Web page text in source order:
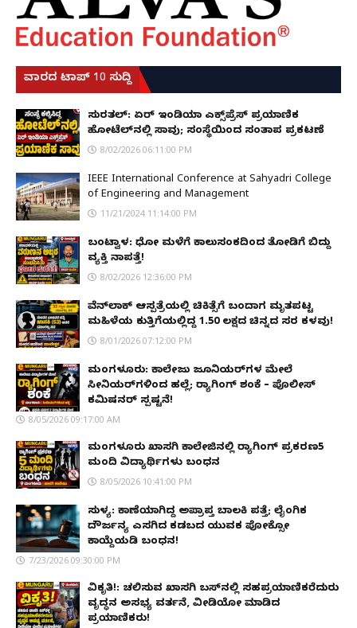
ವಾರದ ಟಾಪ್ 10 ಸುದ್ದಿ
ಸುರತ್ಕಲ್: ಏರ್ ಇಂಡಿಯಾ ಎಕ್ಸ್‌ಪ್ರೆಸ್ ಪ್ರಯಾಣಿಕ
ಹೋಟೆಲ್‌ನಲ್ಲಿ ಸಾವು; ಸಂಸ್ಥೆಯಿಂದ ಸಂತಾಪ ಪ್ರಕಟಣೆ
8/02/2026 06:11:00 PM
IEEE International Conference at Sahyadri College
of Engineering and Management
11/21/2024 11:14:00 PM
ಬಂಟ್ವಾಳ: ಧೋ ಮಳೆಗೆ ಕಾಲುಸಂಕದಿಂದ ತೋಡಿಗೆ ಬಿದ್ದು
ವ್ಯಕ್ತಿ ನಾಪತ್ತೆ!
8/02/2026 12:36:00 PM
ವೆನ್‌ಲಾಕ್ ಆಸ್ಪತ್ರೆಯಲ್ಲಿ ಚಿಕಿತ್ಸೆಗೆ ಬಂದಾಗ ಮೃತಪಟ್ಟ
ಮಹಿಳೆಯ ಕುತ್ತಿಗೆಯಲ್ಲಿದ್ದ ₹1.50 ಲಕ್ಷದ ಚಿನ್ನದ ಸರ ಕಳವು!
8/01/2026 07:12:00 PM
ಮಂಗಳೂರು: ಕಾಲೇಜು ಜೂನಿಯರ್‌ಗಳ ಮೇಲೆ
ಸೀನಿಯರ್‌ಗಳಿಂದ ಹಲ್ಲೆ; ರ‌್ಯಾಗಿಂಗ್ ಶಂಕೆ – ಪೊಲೀಸ್
ಕಮಿಷನರ್ ಸ್ಪಷ್ಟನೆ!
8/05/2026 09:17:00 AM
ಮಂಗಳೂರು ಖಾಸಗಿ ಕಾಲೇಜಿನಲ್ಲಿ ರ‌್ಯಾಗಿಂಗ್ ಪ್ರಕರಣ5
ಮಂದಿ ವಿದ್ಯಾರ್ಥಿಗಳು ಬಂಧನ
8/05/2026 10:41:00 PM
ಸುಳ್ಯ: ಕಾಣೆಯಾಗಿದ್ದ ಅಪ್ರಾಪ್ತ ಬಾಲಕಿ ಪತ್ತೆ; ಲೈಂಗಿಕ
ದೌರ್ಜನ್ಯ ಎಸಗಿದ ಕಡಬದ ಯುವಕ ಪೋಕ್ಸೋ
ಕಾಯ್ದೆಯಡಿ ಬಂಧನ!
7/23/2026 09:30:00 PM
ವಿಕೃತಿ!: ಚಲಿಸುವ ಖಾಸಗಿ ಬಸ್‌ನಲ್ಲಿ ಸಹಪ್ರಯಾಣಿಕರೆದುರು
ವೃದ್ಧನ ಅಸಭ್ಯ ವರ್ತನೆ, ವೀಡಿಯೋ ಮಾಡಿದ
ಪ್ರಯಾಣಿಕರು!